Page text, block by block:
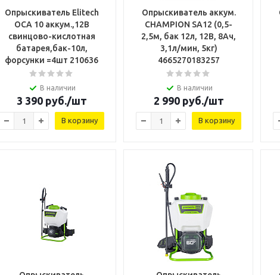
Опрыскиватель Elitech
ОСА 10 аккум.,12В
свинцово-кислотная
батарея,бак-10л,
форсунки =4шт 210636
В наличии
3 390руб./шт
В корзину
Опрыскиватель аккум.
CHAMPION SA12 (0,5-
2,5м, бак 12л, 12В, 8Ач,
3,1л/мин, 5кг)
4665270183257
В наличии
2 990руб./шт
В корзину